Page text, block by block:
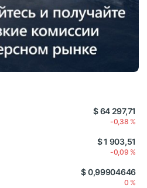
$ 64 297,71
-0,38 %
$ 1 903,51
-0,09 %
$ 0,99904646
0 %